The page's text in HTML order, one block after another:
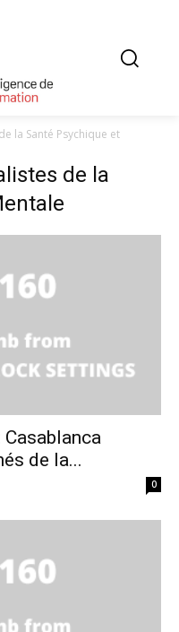
la Santé Psychique et
de la
de la...
0